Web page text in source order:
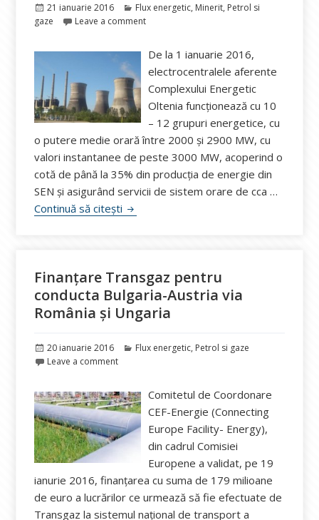
Publicat
pe
21 ianuarie 2016 Categorii
Flux energetic, Minerit, Petrol si
gaze
Leave a comment
De la 1 ianuarie 2016,
electrocentralele aferente
Complexului Energetic
Oltenia funcționează cu 10
– 12 grupuri energetice, cu
o putere medie orară între 2000 și 2900 MW, cu
valori instantanee de peste 3000 MW, acoperind o
cotă de până la 35% din producția de energie din
SEN și asigurând servicii de sistem orare de cca …
Continuă să citești CE Oltenia asigură până la 35% din
Finanțare Transgaz pentru
conducta Bulgaria-Austria via
România și Ungaria
Publicat
pe
20 ianuarie 2016 Categorii
Flux energetic, Petrol si gaze
Leave a comment
Comitetul de Coordonare
CEF-Energie (Connecting
Europe Facility- Energy),
din cadrul Comisiei
Europene a validat, pe 19
ianurie 2016, finanțarea cu suma de 179 milioane
de euro a lucrărilor ce urmează să fie efectuate de
Transgaz la sistemul național de transport a